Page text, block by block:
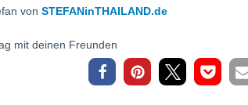
von STEFANinTHAILAND.de
mit deinen Freunden